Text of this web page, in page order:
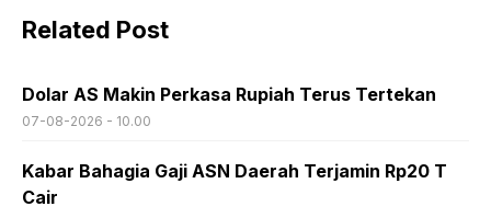
Related Post
Dolar AS Makin Perkasa Rupiah Terus Tertekan
07-08-2026 - 10.00
Kabar Bahagia Gaji ASN Daerah Terjamin Rp20 T
Cair